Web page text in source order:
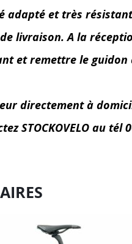
adapté et très
livraison. A la
et remettre le
directement à
STOCKOVELO au tél